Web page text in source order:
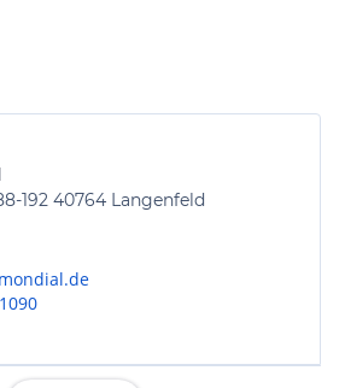
192 40764 Langenfeld